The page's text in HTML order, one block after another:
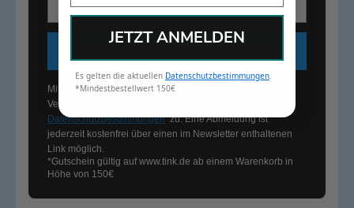
Mit dem Klick auf „Kostenlos anmelden“ stimmst Du der
Verarbeitung Deiner Informationen im Rahmen unserer
Datenschutzbestimmungenzu. Eine Abmeldung ist
jederzeit kostenfrei über einen im Newsletter enthaltenen
Link möglich.
*Gutschein gültig aufwww.tink.de ab einem Warenkorb in
Höhe von 150€
JETZT ANMELDEN
Es gelten die aktuellen Datenschutzbestimmungen.
*Mindestbestellwert 150€